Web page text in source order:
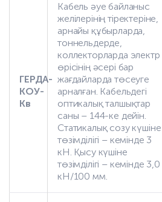
ГЕРДА-
КОУ-
Кв
Кабель әуе байланыс
желілерінің тіректеріне,
арнайы құбырларда,
тоннельдерде,
коллекторларда электр
өрісінің әсері бар
жағдайларда төсеуге
арналған. Кабельдегі
оптикалық талшықтар
саны – 144-ке дейін.
Статикалық созу күшіне
төзімділігі – кемінде 3
кН. Қысу күшіне
төзімділігі – кемінде 3,0
кН/100 мм.